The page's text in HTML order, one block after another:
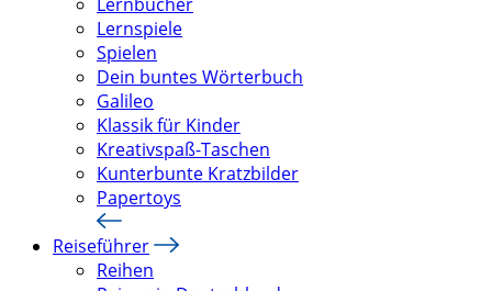
Lernspiele
Spielen
Dein buntes Wörterbuch
Galileo
Klassik für Kinder
Kreativspaß-Taschen
Kunterbunte Kratzbilder
Papertoys
Reiseführer
Reihen